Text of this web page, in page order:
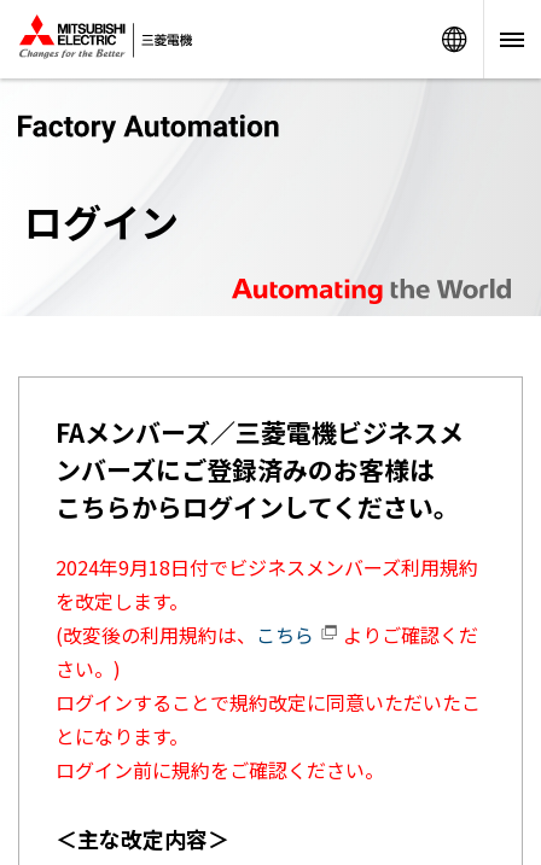
ログイン
FAメンバーズ／三菱電機ビジネスメ
ンバーズにご登録済みのお客様は
こちらからログインしてください。
2024年9月18日付でビジネスメンバーズ利用規約
を改定します。
(改変後の利用規約は、 こちら
よりご確認くだ
さい。)
ログインすることで規約改定に同意いただいたこ
とになります。
ログイン前に規約をご確認ください。
＜主な改定内容＞